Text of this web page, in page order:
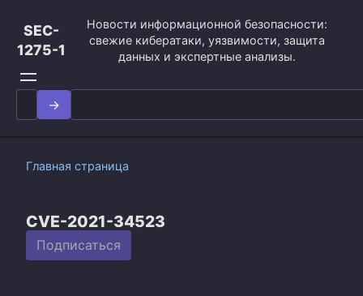
контенту
SEC-
1275-1
Новости информационной безопасности:
свежие кибератаки, уязвимости, защита
данных и экспертные анализы.
Search
for:
Главная страница
CVE-2021-34523
Подписаться